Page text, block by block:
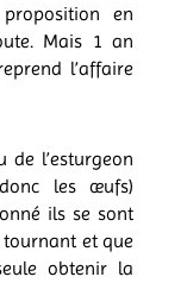
en
Mais 1 an
l’affaire
l’esturgeon
les œufs)
ils se sont
et que
obtenir la